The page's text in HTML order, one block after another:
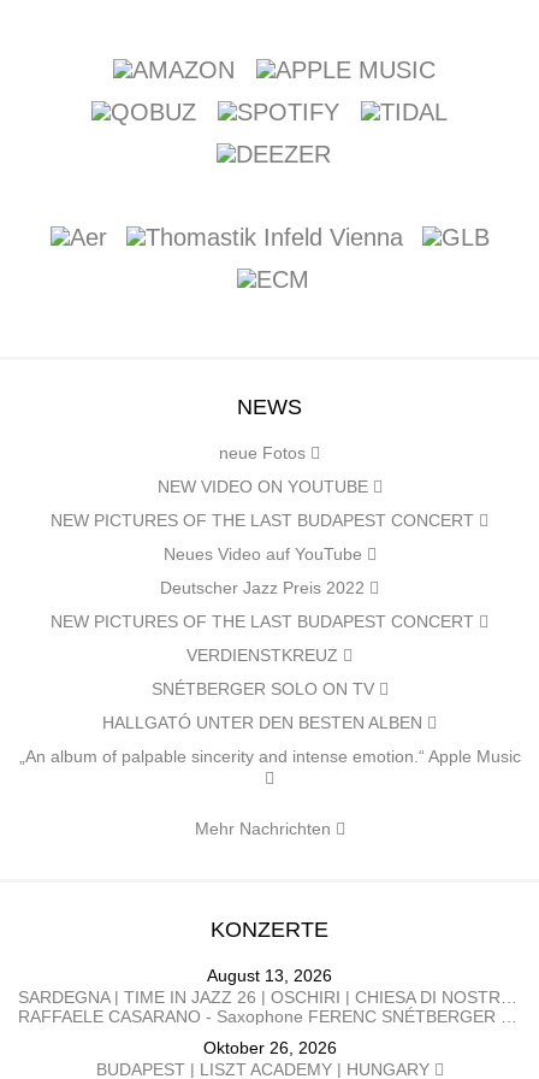
NEWS
neue Fotos
NEW VIDEO ON YOUTUBE
NEW PICTURES OF THE LAST BUDAPEST CONCERT
Neues Video auf YouTube
Deutscher Jazz Preis 2022
NEW PICTURES OF THE LAST BUDAPEST CONCERT
VERDIENSTKREUZ
SNÉTBERGER SOLO ON TV
HALLGATÓ UNTER DEN BESTEN ALBEN
„An album of palpable sincerity and intense emotion.“ Apple Music
Mehr Nachrichten
KONZERTE
August 13, 2026
Oktober 26, 2026
BUDAPEST | LISZT ACADEMY | HUNGARY